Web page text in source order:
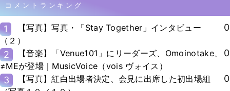
コメントランキング
1
【写真】写真・「Stay Together」インタビュー
（２）
0
2
【音楽】「Venue101」にリーダーズ、Omoinotake、
≠MEが登場｜MusicVoice（vois ヴォイス）
0
3
【写真】紅白出場者決定、会見に出席した初出場組
0